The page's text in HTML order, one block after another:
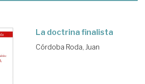
La doctrina finalista
Córdoba Roda, Juan